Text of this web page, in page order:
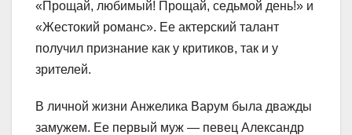
«Прощай, любимый! Прощай, седьмой день!» и
«Жестокий романс». Ее актерский талант
получил признание как у критиков, так и у
зрителей.
В личной жизни Анжелика Варум была дважды
замужем. Ее первый муж — певец Александр